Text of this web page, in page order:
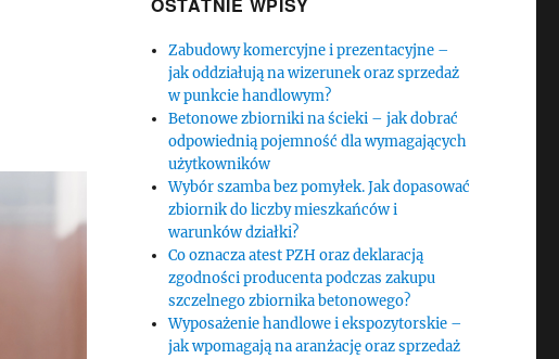
Zabudowy komercyjne i prezentacyjne –
jak oddziałują na wizerunek oraz sprzedaż
w punkcie handlowym?
Betonowe zbiorniki na ścieki – jak dobrać
odpowiednią pojemność dla wymagających
użytkowników
Wybór szamba bez pomyłek. Jak dopasować
zbiornik do liczby mieszkańców i
warunków działki?
Co oznacza atest PZH oraz deklaracją
zgodności producenta podczas zakupu
szczelnego zbiornika betonowego?
Wyposażenie handlowe i ekspozytorskie –
jak wpomagają na aranżację oraz sprzedaż